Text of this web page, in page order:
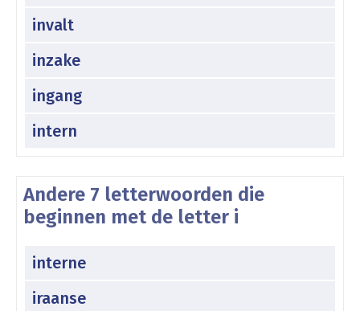
invalt
inzake
ingang
intern
Andere 7 letterwoorden die
beginnen met de letter i
interne
iraanse